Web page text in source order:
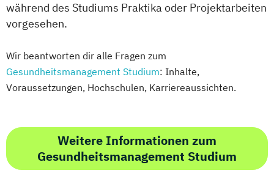
während des Studiums Praktika oder Projektarbeiten
vorgesehen.
Wir beantworten dir alle Fragen zum
Gesundheitsmanagement Studium: Inhalte,
Voraussetzungen, Hochschulen, Karriereaussichten.
Weitere Informationen zum
Gesundheitsmanagement Studium